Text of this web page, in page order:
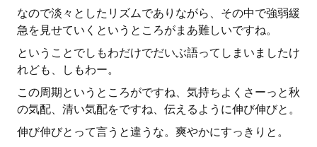
なので淡々としたリズムでありながら、その中で強弱緩
急を見せていくというところがまあ難しいですね。
ということでしもわだけでだいぶ語ってしまいましたけ
れども、しもわー。
この周期というところがですね、気持ちよくさーっと秋
の気配、清い気配をですね、伝えるように伸び伸びと。
伸び伸びとって言うと違うな。爽やかにすっきりと。